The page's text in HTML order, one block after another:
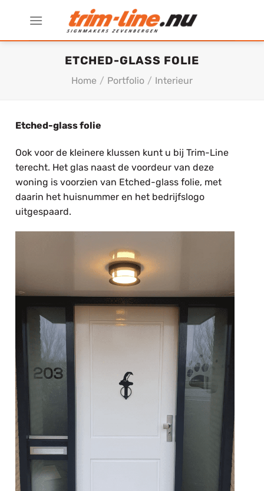
ETCHED-GLASS FOLIE
Home / Portfolio / Interieur
Etched-glass folie
Ook voor de kleinere klussen kunt u bij Trim-Line
terecht. Het glas naast de voordeur van deze
woning is voorzien van Etched-glass folie, met
daarin het huisnummer en het bedrijfslogo
uitgespaard.